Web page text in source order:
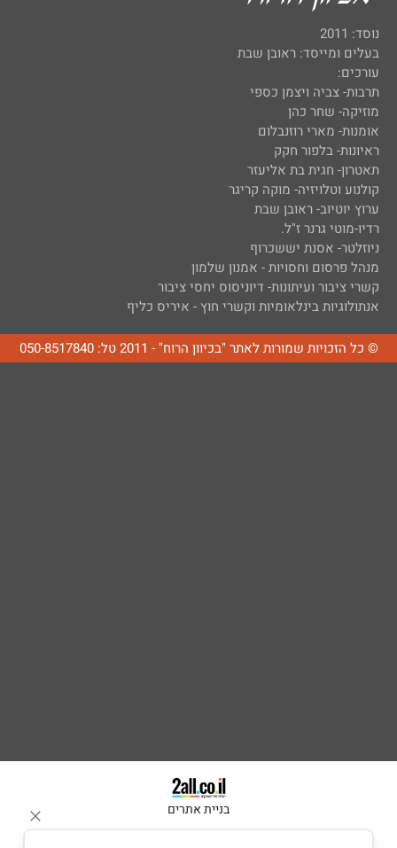
נוסד: 2011
בעלים ומייסד: ראובן שבת
עורכים:
תרבות- צביה ויצמן כספי
מוזיקה- שחר כהן
אומנות- מארי רוזנבלום
ראיונות- בלפור חקק
תאטרון- חגית בת אליעזר
קולנוע וטלויזיה- מוקה קריגר
ערוץ יוטיוב- ראובן שבת
רדיו-מוטי גרנר ז"ל.
ניוזלטר- אסנת יששכרוף
מנהל פרסום וחסויות - אמנון שלמון
קשרי ציבור ועיתונות- דיוניסוס יחסי ציבור
אנתולוגיות בינלאומיות וקשרי חוץ - איריס כליף
© כל הזכויות שמורות לאתר "בכיוון הרוח" - 2011 טל: 050-8517840
בניית אתרים